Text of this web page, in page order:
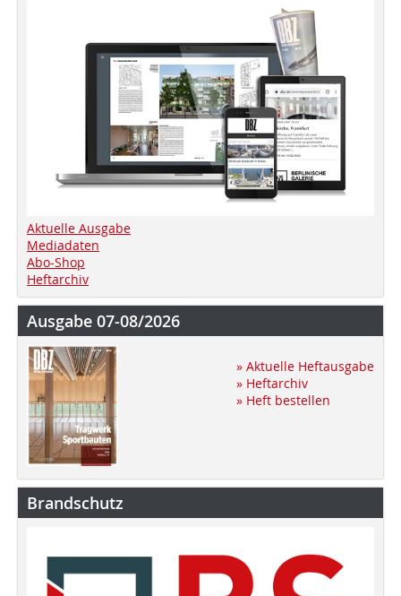
Aktuelle Ausgabe
Mediadaten
Abo-Shop
Heftarchiv
Ausgabe 07-08/2026
» Aktuelle Heftausgabe
» Heftarchiv
» Heft bestellen
Brandschutz